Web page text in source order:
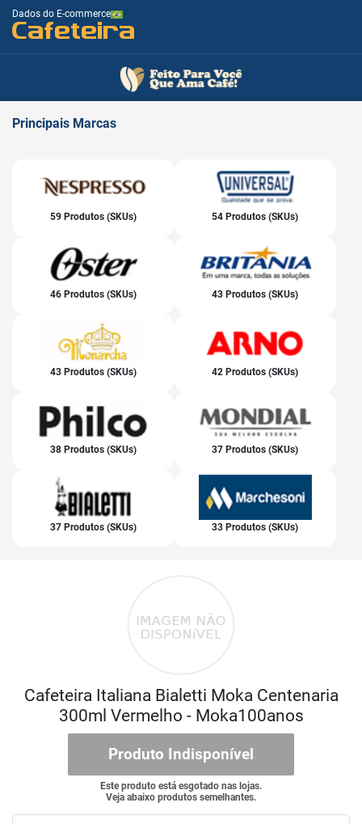
Dados do E-commerce
Cafeteira
Principais Marcas
59 Produtos (SKUs) 54 Produtos (SKUs)
46 Produtos (SKUs) 43 Produtos (SKUs)
43 Produtos (SKUs) 42 Produtos (SKUs)
38 Produtos (SKUs) 37 Produtos (SKUs)
37 Produtos (SKUs) 33 Produtos (SKUs)
Cafeteira Italiana Bialetti Moka Centenaria
300ml Vermelho - Moka100anos
Produto Indisponível
Este produto está esgotado nas lojas.
Veja abaixo produtos semelhantes.